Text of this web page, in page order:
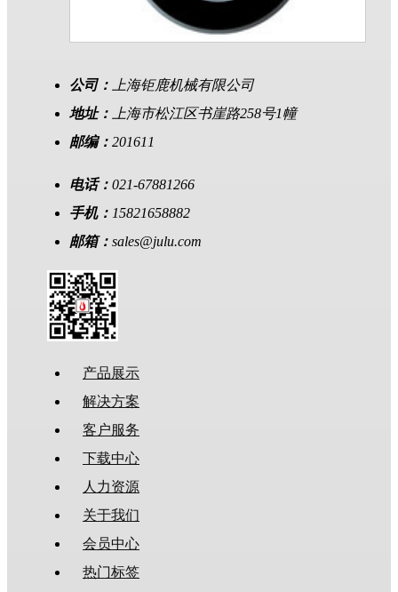
公司：
上海钜鹿机械有限公司
地址：
上海市松江区书崖路258号1幢
邮编： 201611
电话： 021-67881266
手机： 15821658882
邮箱： sales@julu.com
产品展示
解决方案
客户服务
下载中心
人力资源
关于我们
会员中心
热门标签